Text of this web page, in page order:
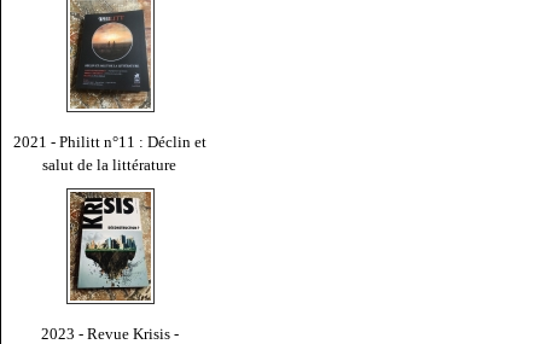
2021 - Philitt n°11 : Déclin et
salut de la littérature
2023 - Revue Krisis -